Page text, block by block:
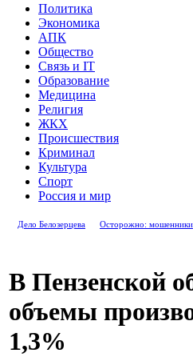
Политика
Экономика
АПК
Общество
Связь и IT
Образование
Медицина
Религия
ЖКХ
Происшествия
Криминал
Культура
Спорт
Россия и мир
Дело Белозерцева Осторожно: мошенники
В Пензенской
объемы
1,3%